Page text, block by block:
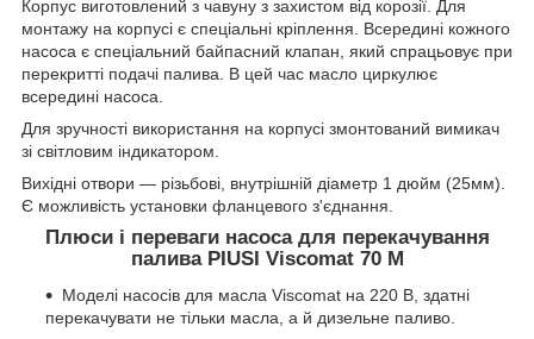
Корпус виготовлений з чавуну з захистом від корозії. Для
монтажу на корпусі є спеціальні кріплення. Всередині кожного
насоса є спеціальний байпасний клапан, який спрацьовує при
перекритті подачі палива. В цей час масло циркулює
всередині насоса.
Для зручності використання на корпусі змонтований вимикач
зі світловим індикатором.
Вихідні отвори — різьбові, внутрішній діаметр 1 дюйм (25мм).
Є можливість установки фланцевого з'єднання.
Плюси і переваги насоса для перекачування
палива PIUSI Viscomat 70 M
Моделі насосів для масла Viscomat на 220 В, здатні
перекачувати не тільки масла, а й дизельне паливо.